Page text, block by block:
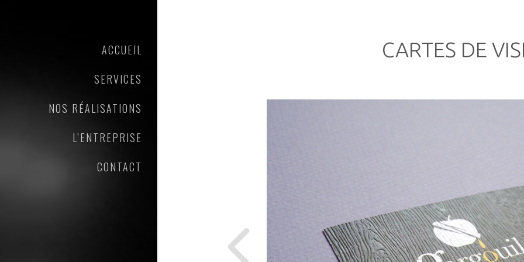
ACCUEIL
SERVICES
NOS RÉALISATIONS
L’ENTREPRISE
CONTACT
CARTES DE